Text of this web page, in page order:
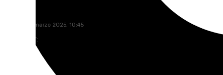
viernes, 21 marzo 2025, 10:45
Compartir: